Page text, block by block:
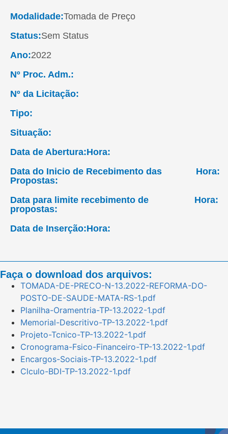
Modalidade:Tomada de Preço
Status:Sem Status
Ano:2022
Nº Proc. Adm.:
Nº da Licitação:
Tipo:
Situação:
Data de Abertura:Hora:
Data do Inicio de Recebimento das
Propostas:
Hora:
Data para limite recebimento de
propostas:
Hora:
Data de Inserção:Hora:
Faça o download dos arquivos:
TOMADA-DE-PRECO-N-13.2022-REFORMA-DO-
POSTO-DE-SAUDE-MATA-RS-1.pdf
Planilha-Oramentria-TP-13.2022-1.pdf
Memorial-Descritivo-TP-13.2022-1.pdf
Projeto-Tcnico-TP-13.2022-1.pdf
Cronograma-Fsico-Financeiro-TP-13.2022-1.pdf
Encargos-Sociais-TP-13.2022-1.pdf
Clculo-BDI-TP-13.2022-1.pdf